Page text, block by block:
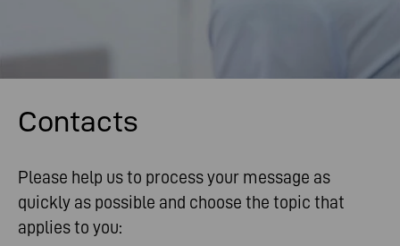
Contacts
Please help us to process your message as
quickly as possible and choose the topic that
applies to you: